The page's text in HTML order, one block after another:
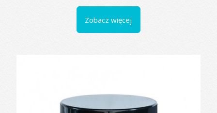
Zobacz więcej